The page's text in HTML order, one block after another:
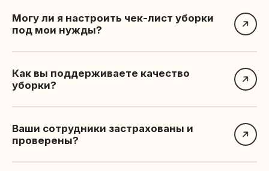
Могу ли я настроить чек-лист уборки
под мои нужды?
Как вы поддерживаете качество
уборки?
Ваши сотрудники застрахованы и
проверены?